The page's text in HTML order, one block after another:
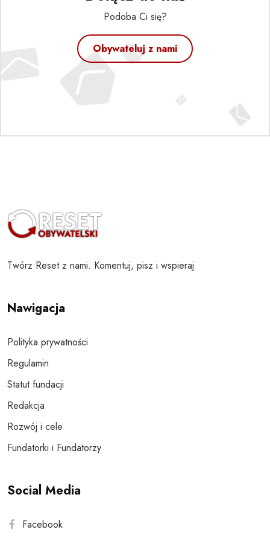
Podoba Ci się?
Obywateluj z nami
Twórz Reset z nami. Komentuj, pisz i wspieraj
Nawigacja
Polityka prywatności
Regulamin
Statut fundacji
Redakcja
Rozwój i cele
Fundatorki i Fundatorzy
Social Media
Facebook